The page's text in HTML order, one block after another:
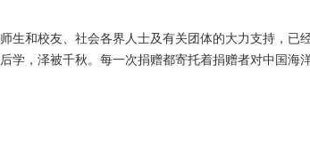
生和校友、社会各界人士及有关团体的大力支持，
学，泽被千秋。每一次捐赠都寄托着捐赠者对中国海